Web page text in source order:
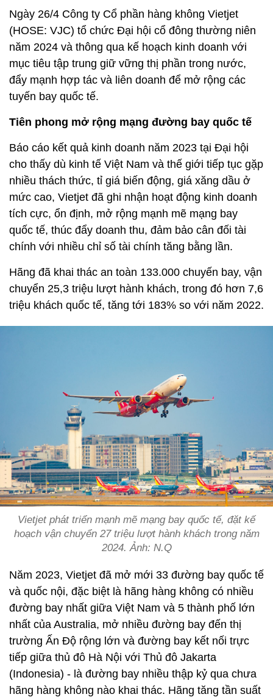
Ngày 26/4 Công ty Cổ phần hàng không Vietjet
(HOSE: VJC) tổ chức Đại hội cổ đông thường niên
năm 2024 và thông qua kế hoạch kinh doanh với
mục tiêu tập trung giữ vững thị phần trong nước,
đẩy mạnh hợp tác và liên doanh để mở rộng các
tuyến bay quốc tế.
Tiên phong mở rộng mạng đường bay quốc tế
Báo cáo kết quả kinh doanh năm 2023 tại Đại hội
cho thấy dù kinh tế Việt Nam và thế giới tiếp tục gặp
nhiều thách thức, tỉ giá biến động, giá xăng dầu ở
mức cao, Vietjet đã ghi nhận hoạt động kinh doanh
tích cực, ổn định, mở rộng mạnh mẽ mạng bay
quốc tế, thúc đẩy doanh thu, đảm bảo cân đối tài
chính với nhiều chỉ số tài chính tăng bằng lần.
Hãng đã khai thác an toàn 133.000 chuyến bay, vận
chuyển 25,3 triệu lượt hành khách, trong đó hơn 7,6
triệu khách quốc tế, tăng tới 183% so với năm 2022.
Vietjet phát triển mạnh mẽ mạng bay quốc tế, đặt kế
hoạch vận chuyển 27 triệu lượt hành khách trong năm
2024. Ảnh: N.Q
Năm 2023, Vietjet đã mở mới 33 đường bay quốc tế
và quốc nội, đặc biệt là hãng hàng không có nhiều
đường bay nhất giữa Việt Nam và 5 thành phố lớn
nhất của Australia, mở nhiều đường bay đến thị
trường Ấn Độ rộng lớn và đường bay kết nối trực
tiếp giữa thủ đô Hà Nội với Thủ đô Jakarta
(Indonesia) - là đường bay nhiều thập kỷ qua chưa
hãng hàng không nào khai thác. Hãng tăng tần suất